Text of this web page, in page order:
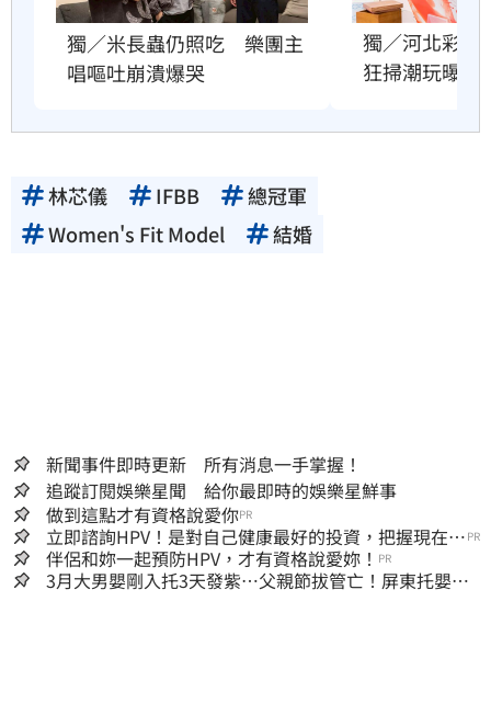
獨／米長蟲仍照吃　樂團主
唱嘔吐崩潰爆哭
獨／河北彩花
狂掃潮玩曝驚
林芯儀 IFBB
總冠軍
Women's Fit Model
結婚
新聞事件即時更新 所有消息一手掌握！
追蹤訂閱娛樂星聞 給你最即時的娛樂星鮮事
做到這點才有資格說愛你PR
立即諮詢HPV！是對自己健康最好的投資，把握現在不
嫌晚！
PR
伴侶和妳一起預防HPV，才有資格說愛妳！ PR
3月大男嬰剛入托3天發紫…父親節拔管亡！屏東托嬰中